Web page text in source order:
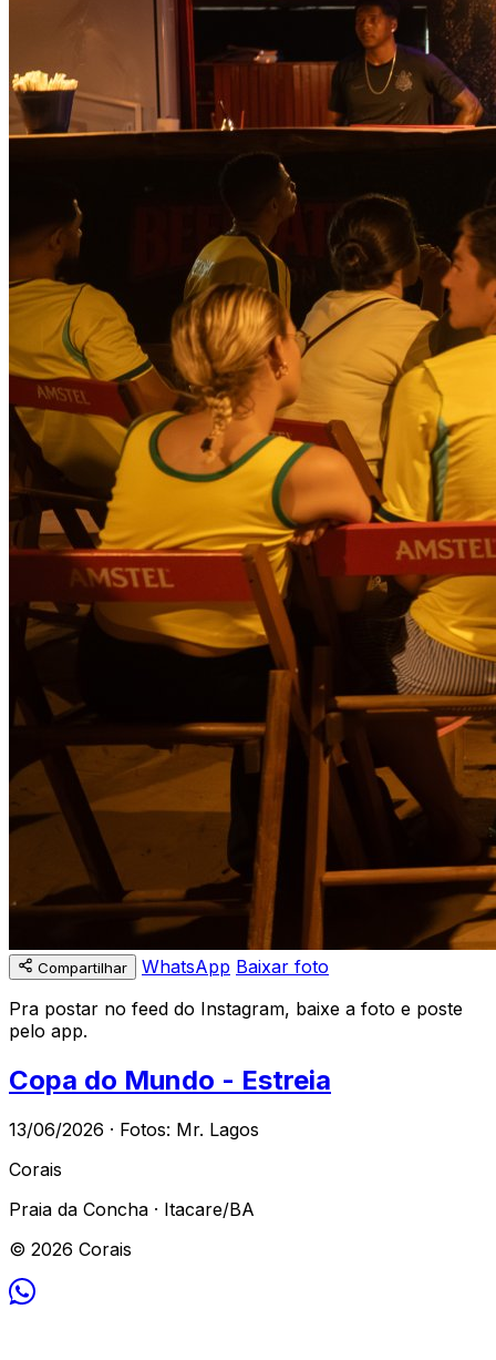
Compartilhar WhatsApp Baixar foto
Pra postar no feed do Instagram, baixe a foto e poste
pelo app.
Copa do Mundo - Estreia
13/06/2026 · Fotos: Mr. Lagos
Corais
Praia da Concha · Itacare/BA
© 2026 Corais